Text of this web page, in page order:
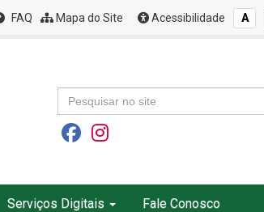
FAQ Mapa do Site Acessibilidade A
Serviços Digitais Fale Conosco